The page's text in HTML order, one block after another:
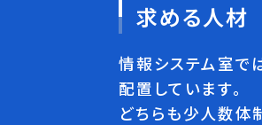
求める人材
情報システム室で
配置しています。
どちらも少人数体